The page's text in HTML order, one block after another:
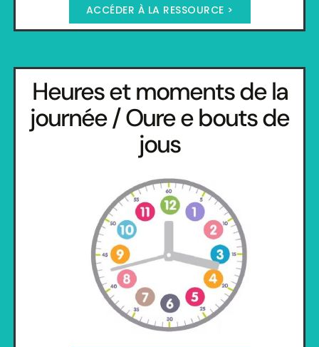
ACCÉDER À LA RESSOURCE >
Heures et moments de la
journée / Oure e bouts de
jous